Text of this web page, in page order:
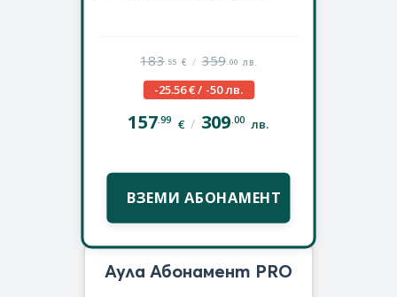
183.55 € / 359 .00 лв.
-25.56 € / -50 лв.
157.99 € / 309 .00 лв.
ВЗЕМИ АБОНАМЕНТ
Аула Абонамент PRO